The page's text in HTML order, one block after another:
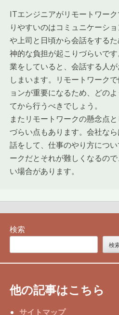
ITエンジニアがリモートワー
りやすいのはコミュニケーシ
や上司と日頃から会話をする
神的な負担が起こりづらいで
業をしていると、会話する人
しまいます。リモートワーク
ョンが重要になるため、どの
てから行うべきでしょう。
またリモートワークの懸念点
づらい点もあります。会社な
話をして、仕事のやり方につ
ークだとそれが難しくなるの
い場合があります。
検索
検
他の記事はこちら
サイトマップ